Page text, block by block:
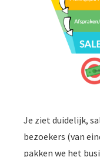
Je ziet duidelijk,
bezoekers (van
pakken we het